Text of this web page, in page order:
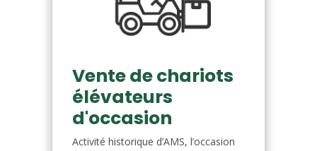
Vente de chariots
élévateurs
d'occasion
Activité historique d’AMS, l’occasion